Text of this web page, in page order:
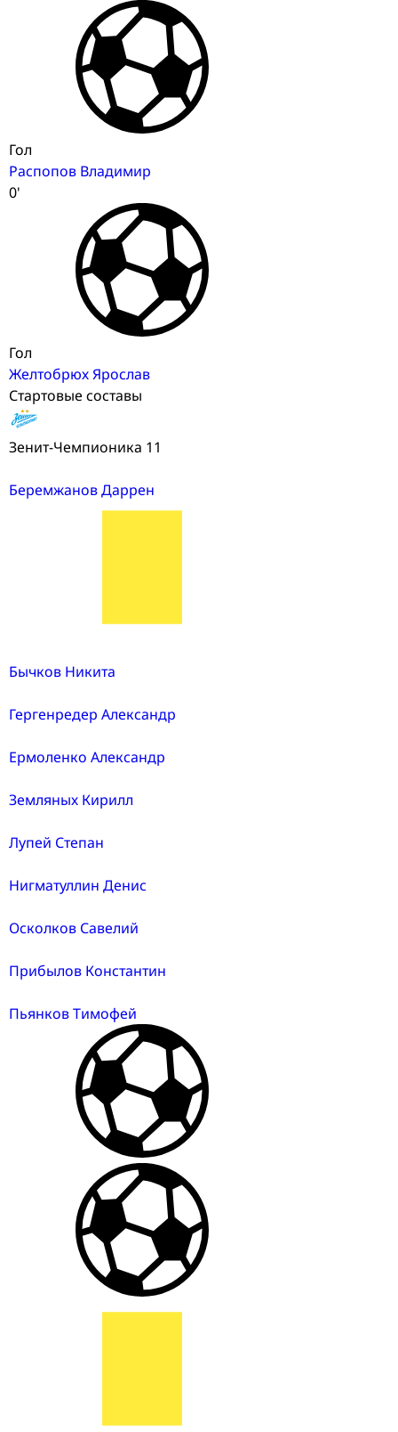
Гол
Распопов Владимир
0'
Гол
Желтобрюх Ярослав
Стартовые составы
Зенит-Чемпионика 11
Беремжанов Даррен
Бычков Никита
Гергенредер Александр
Ермоленко Александр
Земляных Кирилл
Лупей Степан
Нигматуллин Денис
Осколков Савелий
Прибылов Константин
Пьянков Тимофей